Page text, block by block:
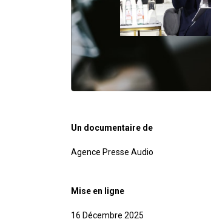
Un documentaire de
Agence Presse Audio
Mise en ligne
16 Décembre 2025